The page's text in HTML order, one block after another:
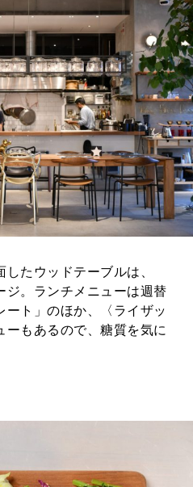
たウッドテーブルは、
ジ。ランチメニューは週替
ート」のほか、〈ライザッ
ーもあるので、糖質を気に